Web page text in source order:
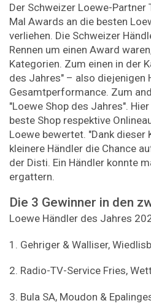
Der Schweizer Loewe-Partner
Mal Awards an die besten
verliehen. Die Schweizer
Rennen um einen Award
Kategorien. Zum einen in der
des Jahres" – also diejenigen
Gesamtperformance. Zum
"Loewe Shop des Jahres".
beste Shop respektive
Loewe bewertet. "Dank dieser
kleinere Händler die Chance
der Disti. Ein Händler konnte
ergattern.
Die 3 Gewinner in den
Loewe Händler des Jahres
1. Gehriger & Walliser,
2. Radio-TV-Service Fries,
3. Bula SA, Moudon &